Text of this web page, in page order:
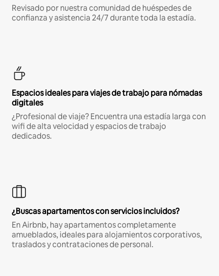
Revisado por nuestra comunidad de huéspedes de
confianza y asistencia 24/7 durante toda la estadía.
Espacios ideales para viajes de trabajo para nómadas
digitales
¿Profesional de viaje? Encuentra una estadía larga con
wifi de alta velocidad y espacios de trabajo
dedicados.
¿Buscas apartamentos con servicios incluidos?
En Airbnb, hay apartamentos completamente
amueblados, ideales para alojamientos corporativos,
traslados y contrataciones de personal.